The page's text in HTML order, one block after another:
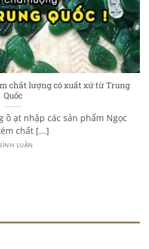
chất lượng có xuất xứ từ Trung
Quốc
ồ ạt nhập các sản phẩm Ngọc
chất [...]
LUẬN